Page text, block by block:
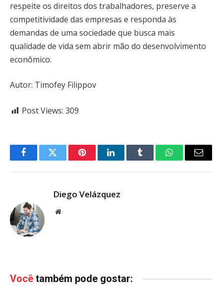
respeite os direitos dos trabalhadores, preserve a
competitividade das empresas e responda às
demandas de uma sociedade que busca mais
qualidade de vida sem abrir mão do desenvolvimento
econômico.
Autor: Timofey Filippov
Post Views: 309
FacebookTwitter PinterestLinkedInTumblr WhatsAppEmail
Diego Velázquez
Website
Você também pode gostar: